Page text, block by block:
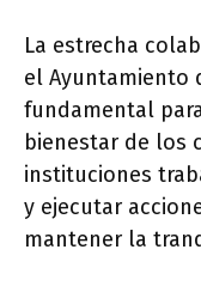
La estrecha
el Ayuntamiento
fundamental
bienestar de los
instituciones
y ejecutar
mantener la